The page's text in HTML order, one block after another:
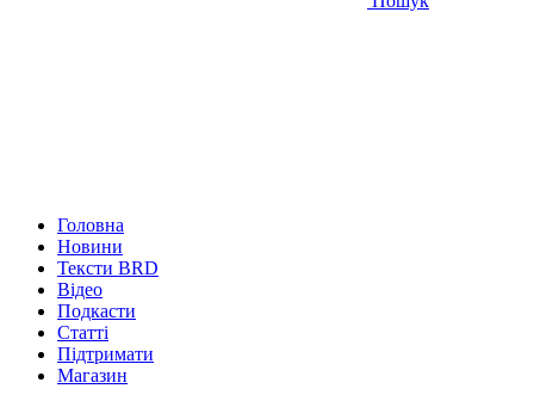
Головна
Новини
Тексти BRD
Відео
Подкасти
Статті
Підтримати
Магазин